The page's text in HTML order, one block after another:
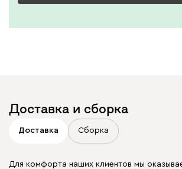
Доставка и сборка
Доставка Сборка
Для комфорта наших клиентов мы